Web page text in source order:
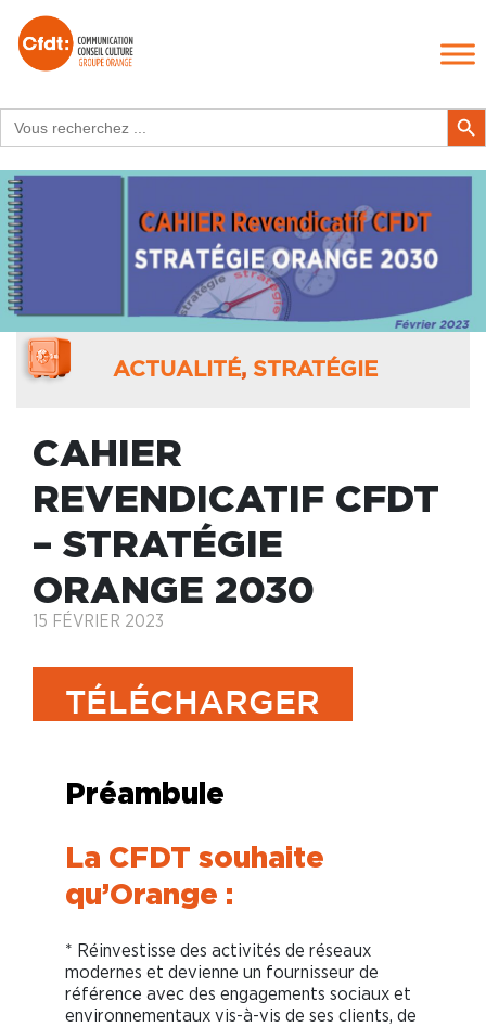
for:
Search
ACTUALITÉ, STRATÉGIE
CAHIER
REVENDICATIF CFDT
– STRATÉGIE
ORANGE 2030
15 FÉVRIER 2023
TÉLÉCHARGER
Préambule
La CFDT souhaite
qu’Orange :
* Réinvestisse des activités de réseaux
modernes et devienne un fournisseur de
référence avec des engagements sociaux et
environnementaux vis-à-vis de ses clients, de